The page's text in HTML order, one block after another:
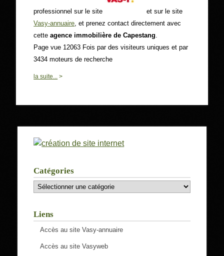
professionnel sur le site
et sur le site
Vasy-annuaire, et prenez contact directement avec
cetteagence immobilière de Capestang.
Page vue 12063 Fois par des visiteurs uniques et par
3434 moteurs de recherche
la suite... >
Catégories
Catégories
Liens
Accès au site Vasy-annuaire
Accès au site Vasyweb